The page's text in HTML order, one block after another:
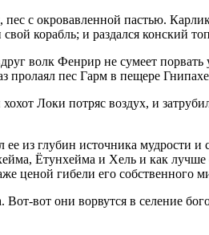
с окровавленной пастью.
корабль; и раздался конский
волк Фенрир не сумеет порвать
пролаял пес Гарм в пещере
Локи потряс воздух, и
из глубин источника мудрости
Ётунхейма и Хель и как
ценой гибели его собственного
вот они ворвутся в селение